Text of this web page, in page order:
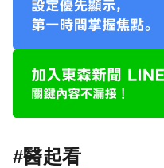
#醫起看